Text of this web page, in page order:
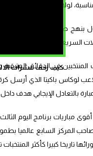
كيف زحف عشرات
لولا سوء الحظ من جهة،
بنهج طاكتيكي قوي للمدرب
السريعة والانسلالات
في الدقائق المتبقية
لوكاس باكيتا الذي أرسل
بالتعادل الإيجابي هدف
أقوى مباريات برنامج اليوم
تاريخا كبيرا كأكثر